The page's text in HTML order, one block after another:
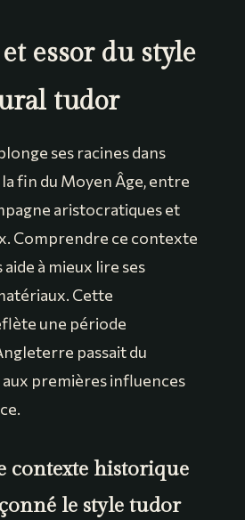
essor du style
tudor
ses racines dans
fin du Moyen Âge, entre
aristocratiques et
Comprendre ce contexte
à mieux lire ses
Cette
une période
passait du
premières influences
contexte historique
le style tudor